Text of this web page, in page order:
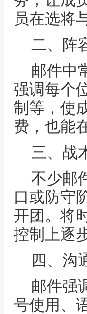
员在选将
二、阵
邮件中
强调每个
制等，使
费，也能
三、战
不少邮
口或防守
开团。将
控制上逐
四、沟
邮件强
号使用、